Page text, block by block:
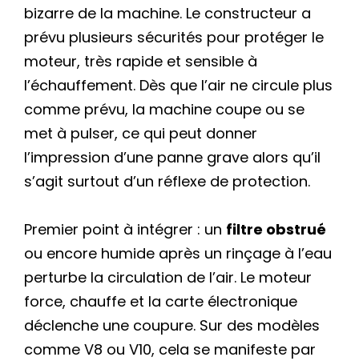
bizarre de la machine. Le constructeur a
prévu plusieurs sécurités pour protéger le
moteur, très rapide et sensible à
l’échauffement. Dès que l’air ne circule plus
comme prévu, la machine coupe ou se
met à pulser, ce qui peut donner
l’impression d’une panne grave alors qu’il
s’agit surtout d’un réflexe de protection.
Premier point à intégrer : un filtre obstrué
ou encore humide après un rinçage à l’eau
perturbe la circulation de l’air. Le moteur
force, chauffe et la carte électronique
déclenche une coupure. Sur des modèles
comme V8 ou V10, cela se manifeste par